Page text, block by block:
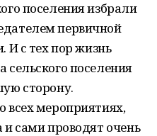
поселения избрали
первичной
И с тех пор жизнь
сельского поселения
сторону.
всех мероприятиях,
сами проводят очень